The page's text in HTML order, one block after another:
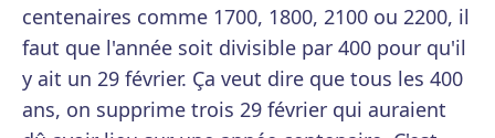
centenaires comme 1700, 1800, 2100 ou 2200, il
faut que l'année soit divisible par 400 pour qu'il
y ait un 29 février. Ça veut dire que tous les 400
ans, on supprime trois 29 février qui auraient